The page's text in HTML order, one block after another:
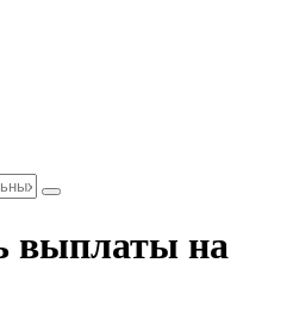
выплаты на